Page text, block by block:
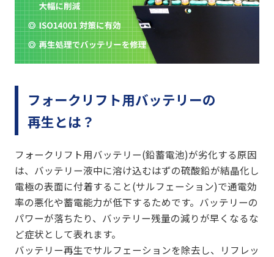
精製水・関連用品
フォーク・サヤフォーク製作
物流機器 - マテハン
フォークリフト用バッテリーの
再生とは？
フォークリフト用バッテリー(鉛蓄電池)が劣化する原因
は、バッテリー液中に溶け込むはずの硫酸鉛が結晶化し
電極の表面に付着すること(サルフェーション)で通電効
率の悪化や蓄電能力が低下するためです。バッテリーの
パワーが落ちたり、バッテリー残量の減りが早くなるな
ど症状として表れます。
バッテリー再生でサルフェーションを除去し、リフレッ